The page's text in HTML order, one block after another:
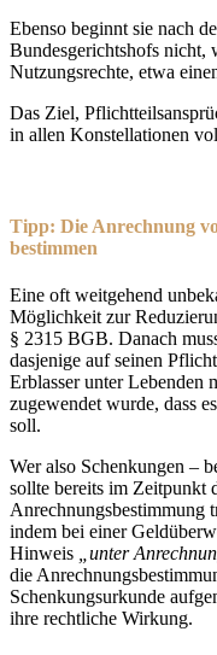
Ebenso beginnt sie nach
Bundesgerichtshofs nicht,
Nutzungsrechte, etwa
Das Ziel,
in allen Konstellationen
Tipp: Die Anrechnung
bestimmen
Eine oft weitgehend
Möglichkeit zur
§ 2315 BGB. Danach
dasjenige auf seinen
Erblasser unter Lebenden
zugewendet wurde, dass
soll.
Wer also Schenkungen –
sollte bereits im Zeitpunkt
Anrechnungsbestimmung
indem bei einer
Hinweis
„unter
die
Schenkungsurkunde
ihre rechtliche Wirkung.